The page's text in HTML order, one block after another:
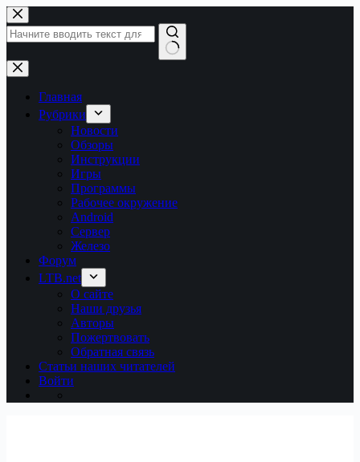
Перейти
к
сути
Ничего
не
найденоГлавная
Рубрики
Новости
Обзоры
Инструкции
Игры
Программы
Рабочее окружение
Android
Сервер
Железо
Форум
LTB.net
О сайте
Наши друзья
Авторы
Пожертвовать
Обратная связь
Статьи наших читателей
Войти